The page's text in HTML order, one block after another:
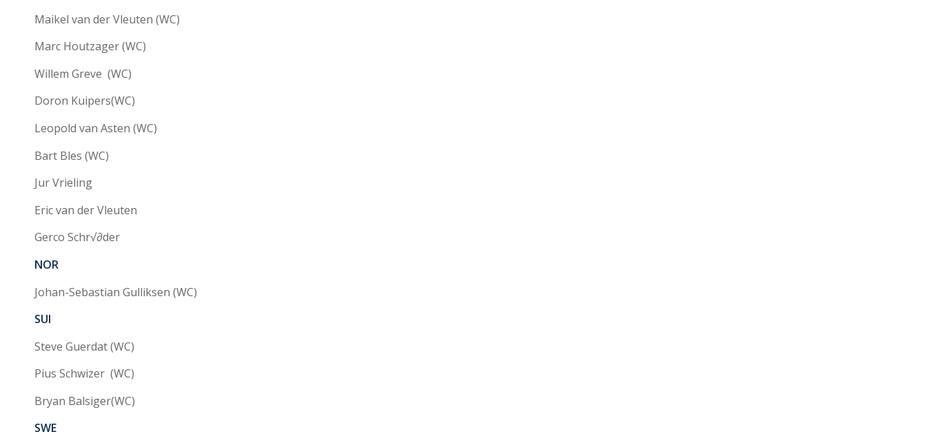
Maikel van der Vleuten (WC)
Marc Houtzager (WC)
Willem Greve (WC)
Doron Kuipers(WC)
Leopold van Asten (WC)
Bart Bles (WC)
Jur Vrieling
Eric van der Vleuten
Gerco Schr√∂der
NOR
Johan-Sebastian Gulliksen (WC)
SUI
Steve Guerdat (WC)
Pius Schwizer (WC)
Bryan Balsiger(WC)
SWE